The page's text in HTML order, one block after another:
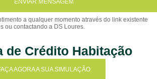
ENVIAR MENSAGEM
de Crédito Habitação
AGORA A SUA SIMULAÇÃO